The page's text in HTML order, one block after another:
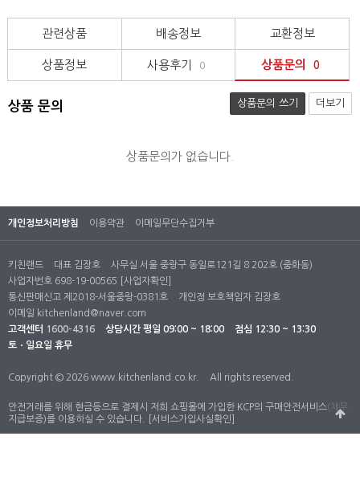
관련상품 배송정보 교환정보
상품정보 사용후기 0 상품문의 0
상품 문의 상품문의 쓰기 더보기
상품문의가 없습니다.
개인정보처리방침 이용약관 이메일무단수집거부
키친랜드 대표 김장호
사무실 서울 중랑구 동일로121길 8 202호 (중화동)
사업자번호 698-19-00565
[사업자확인]
통신판매신고 제2018-서울중랑-0381호
개인정 보호책임자 김장호
이메일 kitchenland@naver.com
고객센터 1600-4316 상담시간 평일 09:00 ~ 18:00
점심 12:30 ~ 13:30
토ㆍ일요일 휴무
Copyright © 2026 www.kitchenland.co.kr. All rights reserved.
안전거래를 위해 현금등으로 결제시 저희 쇼핑몰에 가입한 KCP의 구매안전서비스(채무
지급보증)를 이용하실 수 있습니다.
[서비스가입사실확인]